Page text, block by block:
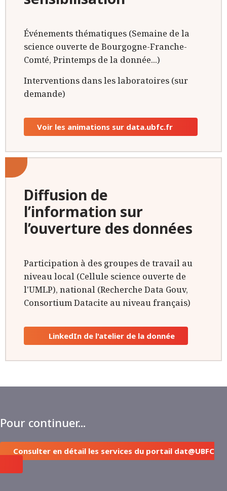
Événements thématiques (Semaine de la
science ouverte de Bourgogne-Franche-
Comté, Printemps de la donnée...)
Interventions dans les laboratoires (sur
demande)
Voir les animations sur data.ubfc.fr
Diffusion de
l’information sur
l’ouverture des données
Participation à des groupes de travail au
niveau local (Cellule science ouverte de
l'UMLP), national (Recherche Data Gouv,
Consortium Datacite au niveau français)
LinkedIn de l'atelier de la donnée
Pour continuer...
Consulter en détail les services du portail dat@UBFC